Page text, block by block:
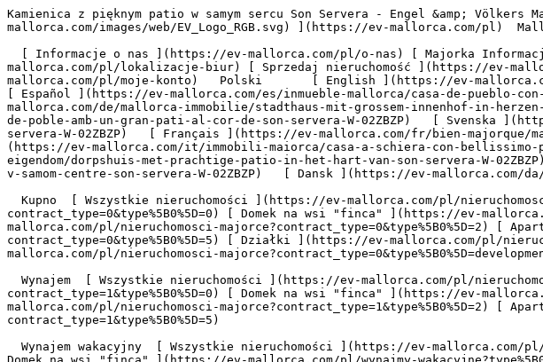
Kamienica z pięknym patio w samym sercu Son Servera - Engel &amp; Völkers Mallorca                [ ![EV Mallorca](https://cdn.ev-mallorca.com/images/web/EV_Logo_RGB.svg) ](https://ev-mallorca.com/pl)  Mallorca  

  [ Informacje o nas ](https://ev-mallorca.com/pl/o-nas) [ Majorka Informacje ](https://ev-mallorca.com/pl/o-majorce) [ Kontakt ](https://ev-mallorca.com/pl/lokalizacje-biur) [ Sprzedaj nieruchomość ](https://ev-mallorca.com/pl/sprzedaj-nieruchomosc-majorce) [    Moje konto  ](https://ev-mallorca.com/pl/moje-konto)   Polski       [ English ](https://ev-mallorca.com/en/mallorca-property/townhouse-with-large-patio-in-the-heart-of-son-servera-W-02ZBZP)   [ Español ](https://ev-mallorca.com/es/inmueble-mallorca/casa-de-pueblo-con-gran-patio-en-el-corazon-de-son-servera-W-02ZBZP)   [ Deutsch ](https://ev-mallorca.com/de/mallorca-immobilie/stadthaus-mit-grossem-innenhof-in-herzen-von-son-servera-W-02ZBZP)   [ Català ](https://ev-mallorca.com/ca/immoble-mallorca/casa-de-poble-amb-un-gran-pati-al-cor-de-son-servera-W-02ZBZP)   [ Svenska ](https://ev-mallorca.com/sv/mallorca-fastighet/radhus-med-vacker-uteplats-i-hjartat-av-son-servera-W-02ZBZP)   [ Français ](https://ev-mallorca.com/fr/bien-majorque/maison-de-ville-avec-un-beau-patio-au-coeur-de-son-servera-W-02ZBZP)    [ Italiano ](https://ev-mallorca.com/it/immobili-maiorca/casa-a-schiera-con-bellissimo-patio-nel-cuore-di-son-servera-W-02ZBZP)   [ Dutch ](https://ev-mallorca.com/nl/mallorca-eigendom/dorpshuis-met-prachtige-patio-in-het-hart-van-son-servera-W-02ZBZP)   [ Русский ](https://ev-mallorca.com/ru/nedvizhimost-mayorka/taunxaus-s-krasivym-patio-v-samom-centre-son-servera-W-02ZBZP)   [ Dansk ](https://ev-mallorca.com/da/mallorca-ejendom/raekkehus-med-stor-terrasse-i-hjertet-af-son-servera-W-02ZBZP)   

  Kupno  [ Wszystkie nieruchomości ](https://ev-mallorca.com/pl/nieruchomosci-majorce?contract_type=0) [ Dom ](https://ev-mallorca.com/pl/nieruchomosci-majorce?contract_type=0&type%5B0%5D=0) [ Domek na wsi "finca" ](https://ev-mallorca.com/pl/nieruchomosci-majorce?contract_type=0&type%5B0%5D=1) [ Mieszkanie ](https://ev-mallorca.com/pl/nieruchomosci-majorce?contract_type=0&type%5B0%5D=2) [ Apartament-Penthouse ](https://ev-mallorca.com/pl/nieruchomosci-majorce?contract_type=0&type%5B0%5D=5) [ Działki ](https://ev-mallorca.com/pl/nieruchomosci-majorce?contract_type=0&type%5B0%5D=3) [ Nowe budownictwo ](https://ev-mallorca.com/pl/nieruchomosci-majorce?contract_type=0&type%5B0%5D=development) 

  Wynajem  [ Wszystkie nieruchomości ](https://ev-mallorca.com/pl/nieruchomosci-majorce?contract_type=1) [ Dom ](https://ev-mallorca.com/pl/nieruchomosci-majorce?contract_type=1&type%5B0%5D=0) [ Domek na wsi "finca" ](https://ev-mallorca.com/pl/nieruchomosci-majorce?contract_type=1&type%5B0%5D=1) [ Mieszkanie ](https://ev-mallorca.com/pl/nieruchomosci-majorce?contract_type=1&type%5B0%5D=2) [ Apartament-Penthouse ](https://ev-mallorca.com/pl/nieruchomosci-majorce?contract_type=1&type%5B0%5D=5) 

  Wynajem wakacyjny  [ Wszystkie nieruchomości ](https://ev-mallorca.com/pl/wynajmy-wakacyjne) [ Dom ](https://ev-mallorca.com/pl/wynajmy-wakacyjne?type%5B0%5D=0) [ Domek na wsi "finca" ](https://ev-mallorca.com/pl/wynajmy-wakacyjne?type%5B0%5D=1) [ Mieszkanie ](https://ev-mallorca.com/pl/wynajmy-wakacyjne?type%5B0%5D=2) [ Apartament-Penthouse ](https://ev-mallorca.com/pl/wynajmy-wakacyjne?type%5B0%5D=5) 

  Komercyjne  [ Wszystkie nieruchomości ](https://ev-mallorca.com/pl/nieruchomosci-komercyjne) [ Leśnictwo ](https://ev-mallorca.com/pl/nieruchomosci-komercyjne?type%5B0%5D=6) [ Hotel ](https://ev-mallorca.com/pl/nieruchomosci-komercyjne?type%5B0%5D=7) [ Branża przemysłowa ](https://ev-mallorca.com/pl/nieruchomosci-komercyjne?type%5B0%5D=8) [ Inwestycja ](https://ev-mallorca.com/pl/nieruchomosci-komercyjne?type%5B0%5D=9) [ Gastronomia ](https://ev-mallorca.com/pl/nieruchomosci-komercyjne?type%5B0%5D=10) [ Grunt ](https://ev-mallorca.com/pl/nieruchomosci-komercyjne?type%5B0%5D=11) [ Biuro ](https://ev-mallorca.com/pl/nieruchomosci-komercyjne?type%5B0%5D=12) [ Inne ](https://ev-mallorca.com/pl/nieruchomosci-komercyjne?type%5B0%5D=13) [ Sklep ](https://ev-mallorca.com/pl/nieruchomosci-komercyjne?type%5B0%5D=14) 

 [ Projekty deweloperskie ](https://ev-mallorca.com/pl/majorce-nowe-projekty-budowlane) 

     Polski       [ English ](https://ev-mallorca.com/en/mallorca-property/townhouse-with-large-patio-in-the-heart-of-son-servera-W-02ZBZP)   [ Español ](https://ev-mallorca.com/es/inmueble-mallorca/casa-de-pueblo-con-gran-patio-en-el-corazon-de-son-servera-W-02ZBZP)   [ Deutsch ](https://ev-mallorca.com/de/mallorca-immobilie/stadthaus-mit-grossem-innenhof-in-herzen-von-son-servera-W-02ZBZP)   [ Català ](https://ev-mallorca.com/ca/immoble-mallorca/casa-de-poble-amb-un-gran-pati-al-cor-de-son-servera-W-02ZBZP)   [ Svenska ](https://ev-mallorca.com/sv/mallorca-fastighet/radhus-med-vacker-uteplats-i-hjartat-av-son-servera-W-02ZBZP)   [ Français ](https://ev-mallorca.com/fr/bien-majorque/maison-de-ville-avec-un-beau-patio-au-coeur-de-son-servera-W-02ZBZP)    [ Italiano ](https://ev-mallorca.com/it/immobili-maiorca/casa-a-schiera-con-bellissimo-patio-nel-cuore-di-son-servera-W-02ZBZP)   [ Dutch ](https://ev-mallorca.com/nl/mallorca-eigendom/dorpshuis-met-prachtige-patio-in-het-hart-van-son-servera-W-02ZBZP)   [ Русский ](https://ev-mallorca.com/ru/nedvizhimost-mayorka/taunxaus-s-krasivym-patio-v-samom-centre-son-servera-W-02ZBZP)   [ Dansk ](https://ev-mallorca.com/da/mallorca-ejendom/raekkehus-med-stor-terrasse-i-hjertet-af-son-servera-W-02ZBZP)   

 [ ![EV Mallorca](https://cdn.ev-mallorca.com/images/web/EV_Logo_RGB.svg) ](https://ev-mallorca.com/pl)  Open main menu    

   Kupno     [ Wszystkie nieruchomości